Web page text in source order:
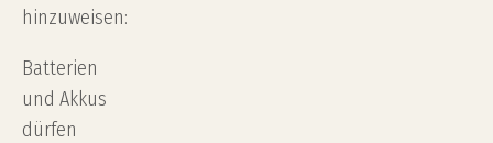
hinzuweisen:
Batterien
und Akkus
dürfen